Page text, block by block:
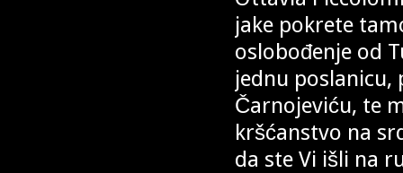
jake pokrete
oslobođenje od
jednu
Čarnojeviću, te
kršćanstvo na
da ste Vi išli na